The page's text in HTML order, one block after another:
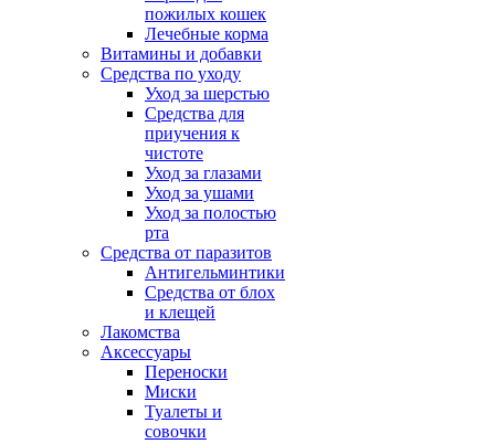
пожилых кошек
Лечебные корма
Витамины и добавки
Средства по уходу
Уход за шерстью
Средства для
приучения к
чистоте
Уход за глазами
Уход за ушами
Уход за полостью
рта
Средства от паразитов
Антигельминтики
Средства от блох
и клещей
Лакомства
Аксессуары
Переноски
Миски
Туалеты и
совочки